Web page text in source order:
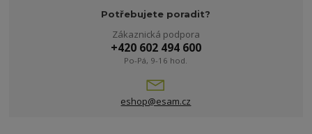
Potřebujete poradit?
Zákaznická podpora
+420 602 494 600
Po-Pá, 9-16 hod.
eshop@esam.cz